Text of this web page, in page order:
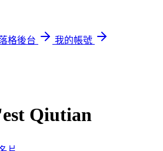
格後台
我的帳號
Qiutian